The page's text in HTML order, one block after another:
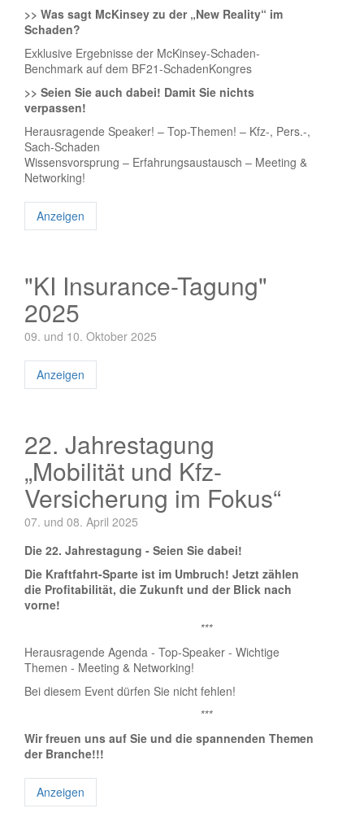
>> Was sagt McKinsey zu der „New Reality“ im
Schaden?
Exklusive Ergebnisse der McKinsey-Schaden-
Benchmark auf dem BF21-SchadenKongres
>> Seien Sie auch dabei! Damit Sie nichts
verpassen!
Herausragende Speaker! – Top-Themen! – Kfz-, Pers.-,
Sach-Schaden
Wissensvorsprung – Erfahrungsaustausch – Meeting &
Networking!
Anzeigen
"KI Insurance-Tagung"
2025
09. und 10. Oktober 2025
Anzeigen
22. Jahrestagung
„Mobilität und Kfz-
Versicherung im Fokus“
07. und 08. April 2025
Die 22. Jahrestagung - Seien Sie dabei!
Die Kraftfahrt-Sparte ist im Umbruch! Jetzt zählen
die Profitabilität, die Zukunft und der Blick nach
vorne!
***
Herausragende Agenda - Top-Speaker - Wichtige
Themen - Meeting & Networking!
Bei diesem Event dürfen Sie nicht fehlen!
***
Wir freuen uns auf Sie und die spannenden Themen
der Branche!!!
Anzeigen